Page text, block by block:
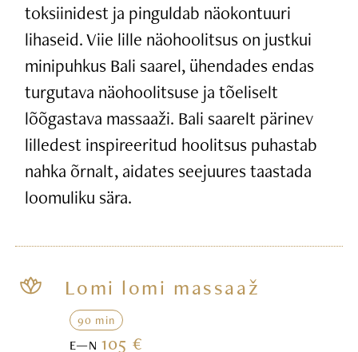
toksiinidest ja pinguldab näokontuuri
lihaseid. Viie lille näohoolitsus on justkui
minipuhkus Bali saarel, ühendades endas
turgutava näohoolitsuse ja tõeliselt
lõõgastava massaaži. Bali saarelt pärinev
lilledest inspireeritud hoolitsus puhastab
nahka õrnalt, aidates seejuures taastada
loomuliku sära.
Lomi lomi massaaž
90 min
E—N105 €